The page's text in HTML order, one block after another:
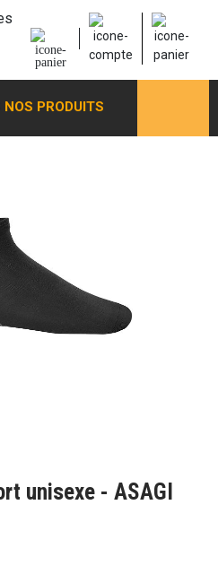
NOS PRODUITS
unisexe - ASAGI